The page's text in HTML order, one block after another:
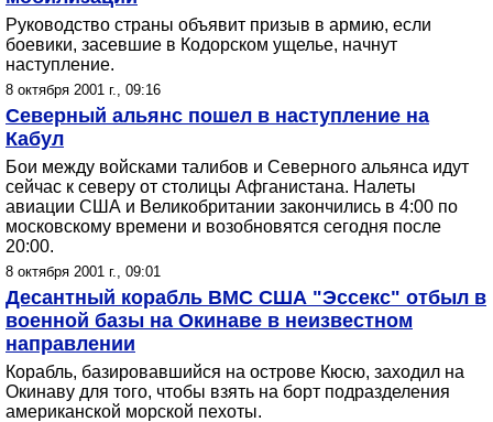
Руководство страны объявит призыв в армию, если
боевики, засевшие в Кодорском ущелье, начнут
наступление.
8 октября 2001 г., 09:16
Cеверный альянс пошел в наступление на
Кабул
Бои между войсками талибов и Северного альянса идут
сейчас к северу от столицы Афганистана. Налеты
авиации США и Великобритании закончились в 4:00 по
московскому времени и возобновятся сегодня после
20:00.
8 октября 2001 г., 09:01
Десантный корабль ВМС США "Эссекс" отбыл в
военной базы на Окинаве в неизвестном
направлении
Корабль, базировавшийся на острове Кюсю, заходил на
Окинаву для того, чтобы взять на борт подразделения
американской морской пехоты.